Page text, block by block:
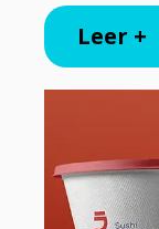
Leer +